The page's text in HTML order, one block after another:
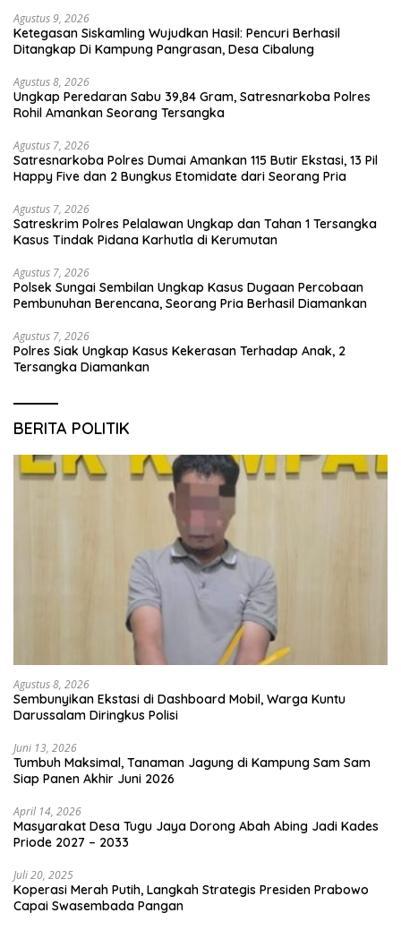
Agustus 9, 2026
Ketegasan Siskamling Wujudkan Hasil: Pencuri Berhasil
Ditangkap Di Kampung Pangrasan, Desa Cibalung
Agustus 8, 2026
Ungkap Peredaran Sabu 39,84 Gram, Satresnarkoba Polres
Rohil Amankan Seorang Tersangka
Agustus 7, 2026
Satresnarkoba Polres Dumai Amankan 115 Butir Ekstasi, 13 Pil
Happy Five dan 2 Bungkus Etomidate dari Seorang Pria
Agustus 7, 2026
Satreskrim Polres Pelalawan Ungkap dan Tahan 1 Tersangka
Kasus Tindak Pidana Karhutla di Kerumutan
Agustus 7, 2026
Polsek Sungai Sembilan Ungkap Kasus Dugaan Percobaan
Pembunuhan Berencana, Seorang Pria Berhasil Diamankan
Agustus 7, 2026
Polres Siak Ungkap Kasus Kekerasan Terhadap Anak, 2
Tersangka Diamankan
BERITA POLITIK
Agustus 8, 2026
Sembunyikan Ekstasi di Dashboard Mobil, Warga Kuntu
Darussalam Diringkus Polisi
Juni 13, 2026
Tumbuh Maksimal, Tanaman Jagung di Kampung Sam Sam
Siap Panen Akhir Juni 2026
April 14, 2026
Masyarakat Desa Tugu Jaya Dorong Abah Abing Jadi Kades
Priode 2027 – 2033
Juli 20, 2025
Koperasi Merah Putih, Langkah Strategis Presiden Prabowo
Capai Swasembada Pangan